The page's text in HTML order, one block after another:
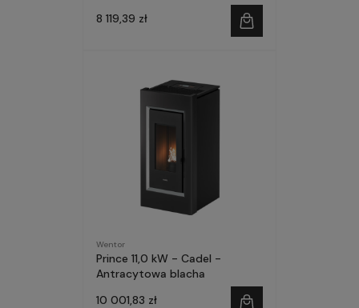
8 119,39 zł
Wentor
Prince 11,0 kW - Cadel -
Antracytowa blacha
10 001,83 zł